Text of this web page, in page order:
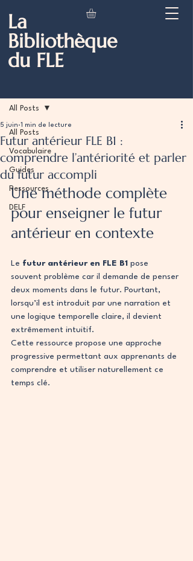
La
Bibliothèque
du FLE
All Posts
Vocabulaire
Guides
Ressources
DELF
All Posts
Futur antérieur FLE B1 :
comprendre l’antériorité et parler
du futur accompli
5 juin 1 min de lecture
Une méthode complète
pour enseigner le futur
antérieur en contexte
Le futur antérieur en FLE B1 pose
souvent problème car il demande de penser
deux moments dans le futur. Pourtant,
lorsqu’il est introduit par une narration et
une logique temporelle claire, il devient
extrêmement intuitif.
Cette ressource propose une approche
progressive permettant aux apprenants de
comprendre et utiliser naturellement ce
temps clé.